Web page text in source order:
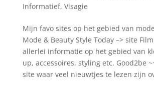
Informatief, Visagie
Mijn favo sites op het gebied van
Mode & Beauty Style Today –> site
allerlei informatie op het gebied van
up, accessoires, styling etc. Good2be
site waar veel nieuwtjes te lezen zijn